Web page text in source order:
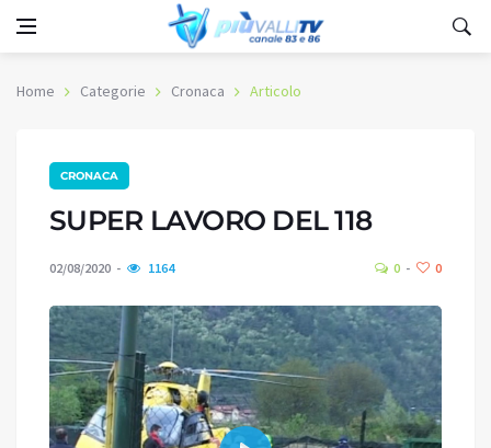
Home Categorie Cronaca Articolo
CRONACA
SUPER LAVORO DEL 118
02/08/2020 1164 0 0